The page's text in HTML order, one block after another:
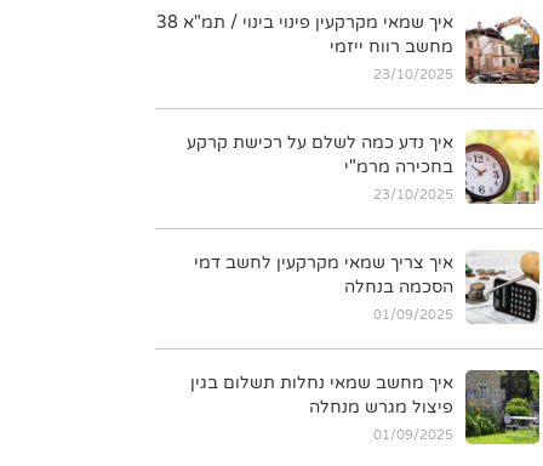
איך שמאי מקרקעין פינוי בינוי / תמ"א 38
מחשב רווח ייזמי
23/10/2025
איך נדע כמה לשלם על רכישת קרקע
בחכירה מרמ"י
23/10/2025
איך צריך שמאי מקרקעין לחשב דמי
הסכמה בנחלה
01/09/2025
איך מחשב שמאי נחלות תשלום בגין
פיצול מגרש מנחלה
01/09/2025